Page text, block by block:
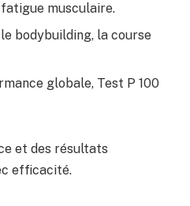
musculaire.
bodybuilding, la course
globale, Test P 100
et des résultats
efficacité.